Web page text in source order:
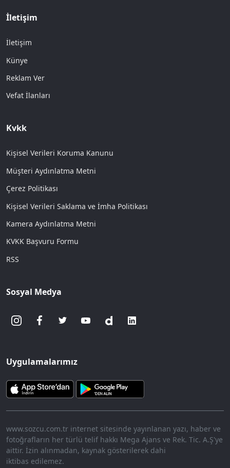
İletişim
İletişim
Künye
Reklam Ver
Vefat İlanları
Kvkk
Kişisel Verileri Koruma Kanunu
Müşteri Aydınlatma Metni
Çerez Politikası
Kişisel Verileri Saklama ve İmha Politikası
Kamera Aydınlatma Metni
KVKK Başvuru Formu
RSS
Sosyal Medya
Uygulamalarımız
www.sozcu.com.tr internet sitesinde yayınlanan yazı, haber ve
fotoğrafların her türlü telif hakkı Mega Ajans ve Rek. Tic. A.Ş'ye
aittir. İzin alınmadan, kaynak gösterilerek dahi
iktibas edilemez.